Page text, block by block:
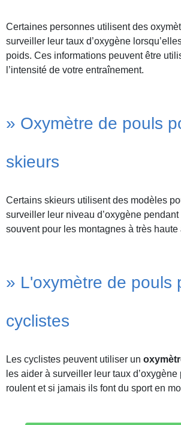
Certaines personnes utilisent des
surveiller leur taux d’oxygène
poids. Ces informations peuvent être
l’intensité de votre entraînement.
» Oxymètre de pouls
skieurs
Certains skieurs utilisent des modèles
surveiller leur niveau d’oxygène pendant
souvent pour les montagnes à très haute
» L'oxymètre de pouls
cyclistes
Les cyclistes peuvent utiliser un
les aider à surveiller leur taux d’oxygène
roulent et si jamais ils font du sport en